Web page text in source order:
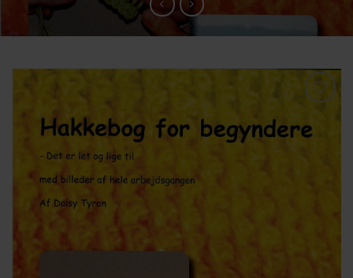
ønskeliste